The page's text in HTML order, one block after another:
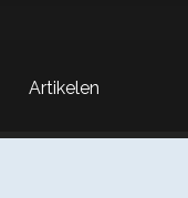
Artikelen